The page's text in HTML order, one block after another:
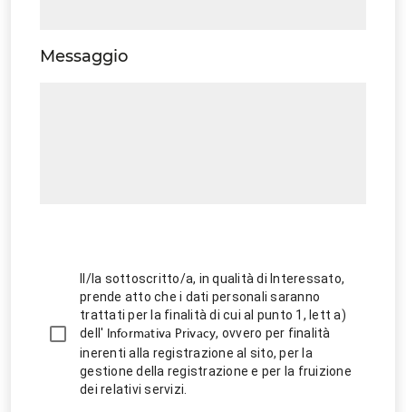
Messaggio
Il/la sottoscritto/a, in qualità di Interessato,
prende atto che i dati personali saranno
trattati per la finalità di cui al punto 1, lett a)
dell' Informativa Privacy, ovvero per finalità
inerenti alla registrazione al sito, per la
gestione della registrazione e per la fruizione
dei relativi servizi.